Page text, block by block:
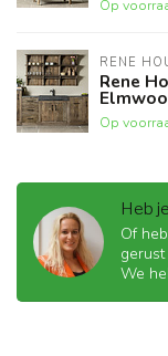
Op
RENE
Rene
Op
Heb
Of
We